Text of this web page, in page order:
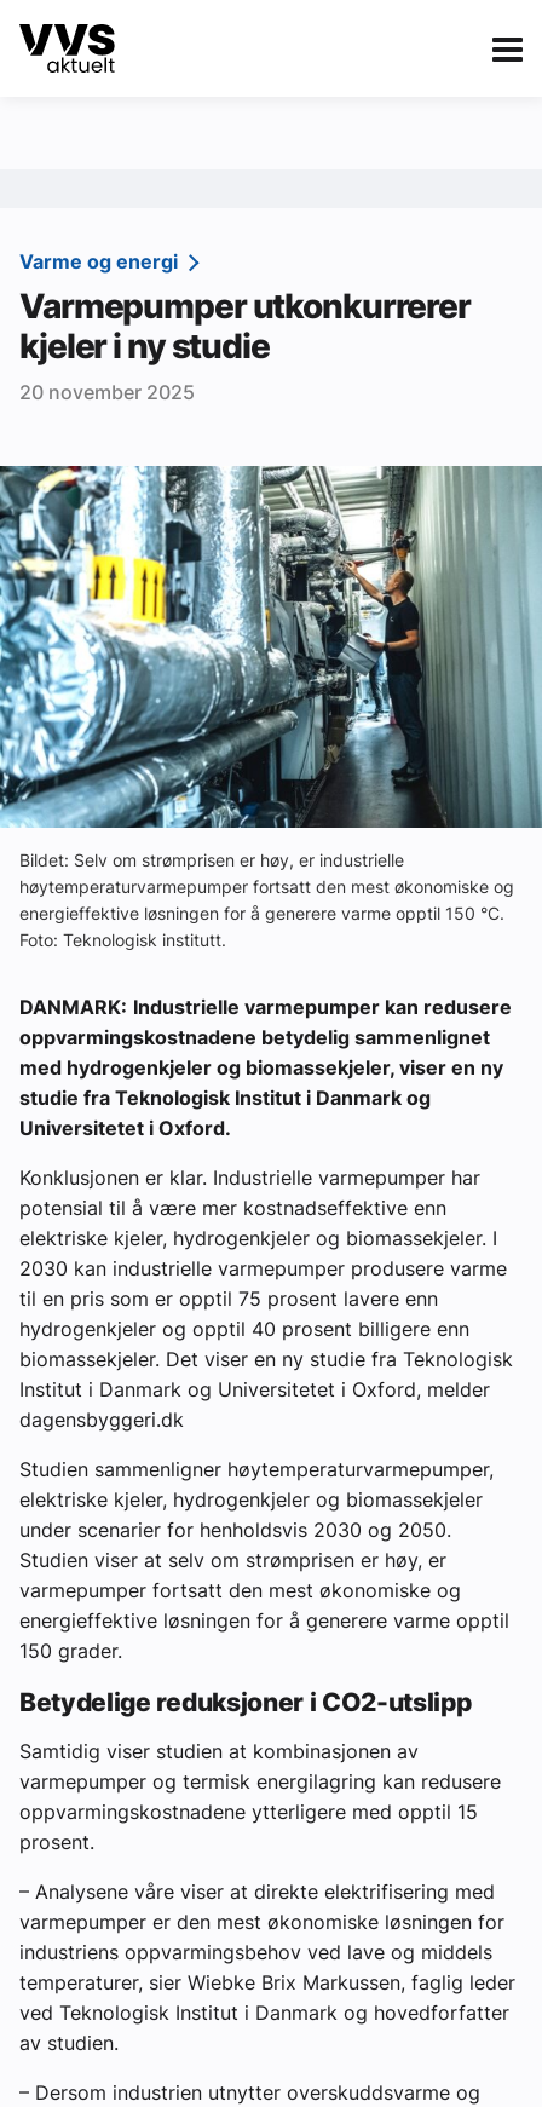
Kategorier
Sanitær
Ventilasjon
Varme og energi
Aktuelle prosjekter
Om VVS Aktuelt
Kontakt oss:
Abonner på fagbladet Byggfakta Nyheter
Annonsere i VVS Aktuelt
Kontakt oss
Tips oss
eBlad
Varme og energi
Varmepumper utkonkurrerer
kjeler i ny studie
20 november 2025
Bildet: Selv om strømprisen er høy, er industrielle
høytemperaturvarmepumper fortsatt den mest økonomiske og
energieffektive løsningen for å generere varme opptil 150 °C.
Foto: Teknologisk institutt.
DANMARK: Industrielle varmepumper kan redusere
oppvarmingskostnadene betydelig sammenlignet
med hydrogenkjeler og biomassekjeler, viser en ny
studie fra Teknologisk Institut i Danmark og
Universitetet i Oxford.
Konklusjonen er klar. Industrielle varmepumper har
potensial til å være mer kostnadseffektive enn
elektriske kjeler, hydrogenkjeler og biomassekjeler. I
2030 kan industrielle varmepumper produsere varme
til en pris som er opptil 75 prosent lavere enn
hydrogenkjeler og opptil 40 prosent billigere enn
biomassekjeler. Det viser en ny studie fra Teknologisk
Institut i Danmark og Universitetet i Oxford, melder
dagensbyggeri.dk
Studien sammenligner høytemperaturvarmepumper,
elektriske kjeler, hydrogenkjeler og biomassekjeler
under scenarier for henholdsvis 2030 og 2050.
Studien viser at selv om strømprisen er høy, er
varmepumper fortsatt den mest økonomiske og
energieffektive løsningen for å generere varme opptil
150 grader.
Betydelige reduksjoner i CO2-utslipp
Samtidig viser studien at kombinasjonen av
varmepumper og termisk energilagring kan redusere
oppvarmingskostnadene ytterligere med opptil 15
prosent.
– Analysene våre viser at direkte elektrifisering med
varmepumper er den mest økonomiske løsningen for
industriens oppvarmingsbehov ved lave og middels
temperaturer, sier Wiebke Brix Markussen, faglig leder
ved Teknologisk Institut i Danmark og hovedforfatter
av studien.
– Dersom industrien utnytter overskuddsvarme og